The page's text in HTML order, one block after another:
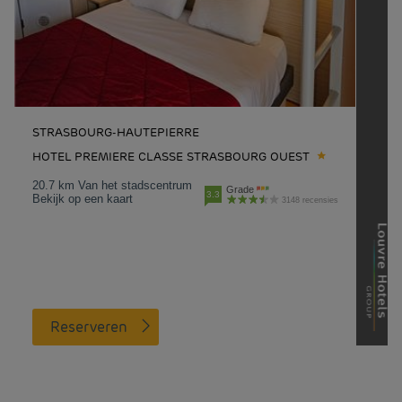
STRASBOURG-HAUTEPIERRE
HOTEL PREMIERE CLASSE STRASBOURG OUEST
20.7 km Van het stadscentrum
Bekijk op een kaart
3.3 Grade
3148 recensies
Reserveren